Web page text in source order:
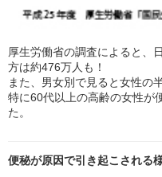
厚生労働省の調査によると、
方は約476万人も！
また、男女別で見ると女性の
特に60代以上の高齢の女性が
た。
便秘が原因で引き起こされる